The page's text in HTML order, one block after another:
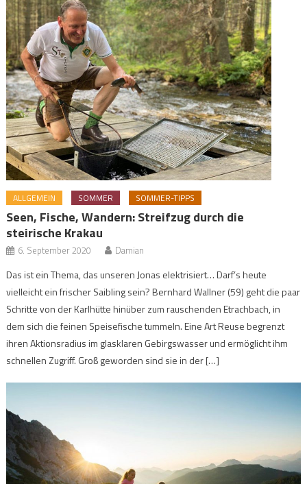
ALLGEMEIN SOMMER SOMMER-TIPPS
Seen, Fische, Wandern: Streifzug durch die
steirische Krakau
6. September 2020 Damian
Das ist ein Thema, das unseren Jonas elektrisiert… Darf’s heute
vielleicht ein frischer Saibling sein? Bernhard Wallner (59) geht die paar
Schritte von der Karlhütte hinüber zum rauschenden Etrachbach, in
dem sich die feinen Speisefische tummeln. Eine Art Reuse begrenzt
ihren Aktionsradius im glasklaren Gebirgswasser und ermöglicht ihm
schnellen Zugriff. Groß geworden sind sie in der […]